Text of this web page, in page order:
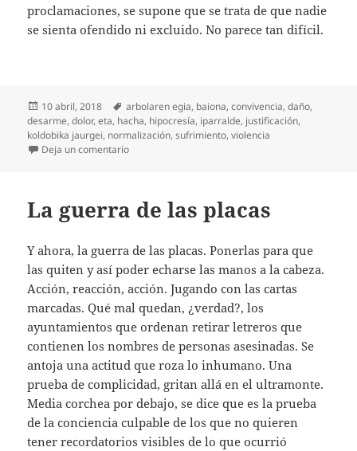
proclamaciones, se supone que se trata de que nadie
se sienta ofendido ni excluido. No parece tan difícil.
Publicado
el
10 abril, 2018 Etiquetas
arbolaren egia, baiona,convivencia,daño,
desarme,dolor,eta, hacha, hipocresía, iparralde, justificación,
koldobika jaurgei, normalización,sufrimiento,violencia
Deja un comentarioen Detrás del hacha
La guerra de las placas
Y ahora, la guerra de las placas. Ponerlas para que
las quiten y así poder echarse las manos a la cabeza.
Acción, reacción, acción. Jugando con las cartas
marcadas. Qué mal quedan, ¿verdad?, los
ayuntamientos que ordenan retirar letreros que
contienen los nombres de personas asesinadas. Se
antoja una actitud que roza lo inhumano. Una
prueba de complicidad, gritan allá en el ultramonte.
Media corchea por debajo, se dice que es la prueba
de la conciencia culpable de los que no quieren
tener recordatorios visibles de lo que ocurrió